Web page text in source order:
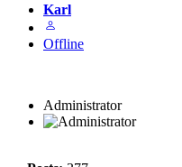
Karl
Offline
Administrator